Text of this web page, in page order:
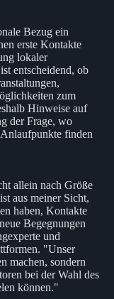
Bezug ein
erste Kontakte
lokaler
entscheidend, ob
zum
Hinweise auf
der Frage, wo
finden
allein nach Größe
aus meiner Sicht,
haben, Kontakte
Begegnungen
und
"Unser
machen, sondern
bei der Wahl des
können."